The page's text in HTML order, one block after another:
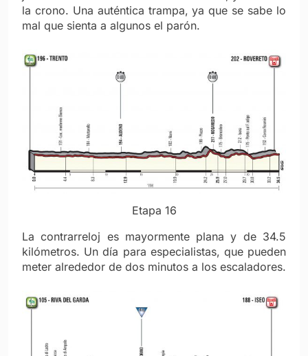
la crono. Una auténtica trampa, ya que se sabe lo
mal que sienta a algunos el parón.
Etapa 16
La contrarreloj es mayormente plana y de 34.5
kilómetros. Un día para especialistas, que pueden
meter alrededor de dos minutos a los escaladores.